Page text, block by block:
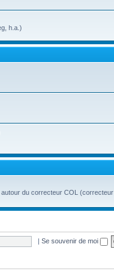
h.a.)
du correcteur COL (correcteur
| Se souvenir de moi